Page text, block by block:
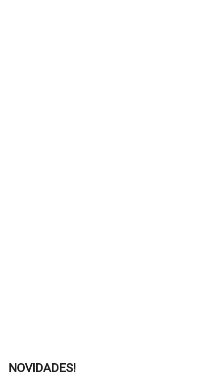
NOVIDADES!